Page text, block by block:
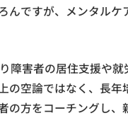
んですが、メンタルケ
障害者の居住支援や就
の空論ではなく、長年
の方をコーチングし、